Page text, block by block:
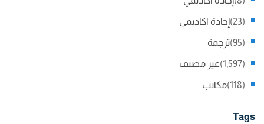
إجادة اكاديمي (23)
ترجمة (95)
غير مصنف (1,597)
مكاتب (118)
Tags